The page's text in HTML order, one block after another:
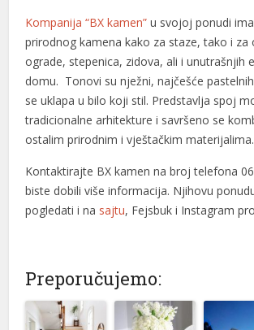
Kompanija “BX kamen” u svojoj ponudi
prirodnog kamena kako za staze, tako i za
ograde, stepenica, zidova, ali i unutrašnjih
domu. Tonovi su nježni, najčešće
se uklapa u bilo koji stil. Predstavlja spoj
tradicionalne arhitekture i savršeno se
ostalim prirodnim i vještačkim materijalima.
Kontaktirajte BX kamen na broj telefona
biste dobili više informacija. Njihovu
pogledati i na sajtu, Fejsbuk i Instagram
Preporučujemo: